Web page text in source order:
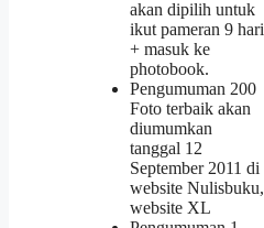
akan dipilih untuk
ikut pameran 9 hari
+ masuk ke
photobook.
Pengumuman 200
Foto terbaik akan
diumumkan
tanggal 12
September 2011 di
website Nulisbuku,
website XL